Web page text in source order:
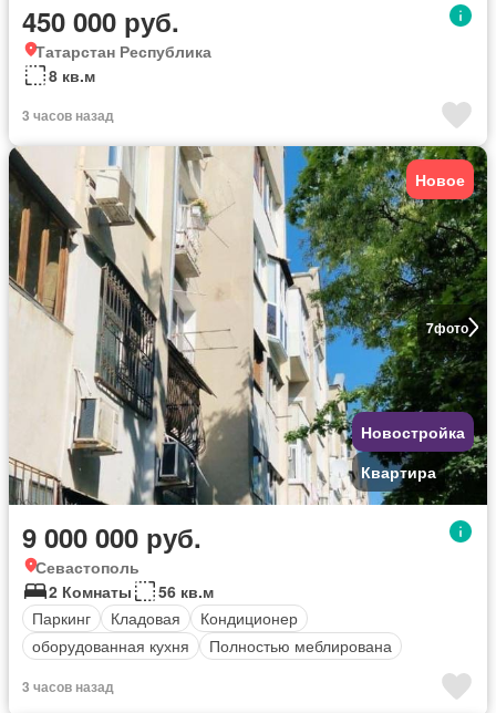
450 000 руб.
Татарстан Республика
8 кв.м
3 часов назад
7фото
Новое
Новостройка
Квартира
9 000 000 руб.
Севастополь
2 Комнаты
56 кв.м
Паркинг
Кладовая
Кондиционер
оборудованная кухня
Полностью меблирована
3 часов назад